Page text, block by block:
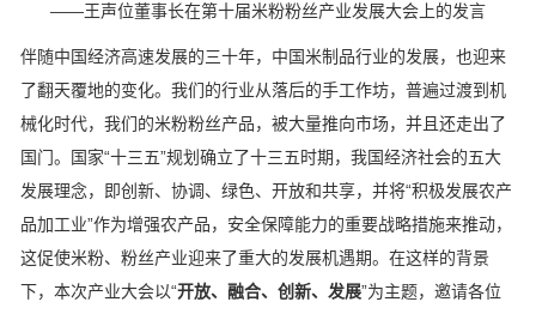
——王声位董事长在第十届米粉粉丝产业发展大会上的发言
伴随中国经济高速发展的三十年，中国米制品行业的发展，也迎来
了翻天覆地的变化。我们的行业从落后的手工作坊，普遍过渡到机
械化时代，我们的米粉粉丝产品，被大量推向市场，并且还走出了
国门。国家“十三五”规划确立了十三五时期，我国经济社会的五大
发展理念，即创新、协调、绿色、开放和共享，并将“积极发展农产
品加工业”作为增强农产品，安全保障能力的重要战略措施来推动，
这促使米粉、粉丝产业迎来了重大的发展机遇期。在这样的背景
下，本次产业大会以“开放、融合、创新、发展”为主题，邀请各位